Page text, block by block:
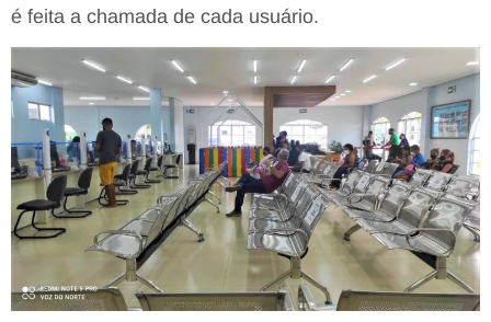
é feita a chamada de cada usuário.